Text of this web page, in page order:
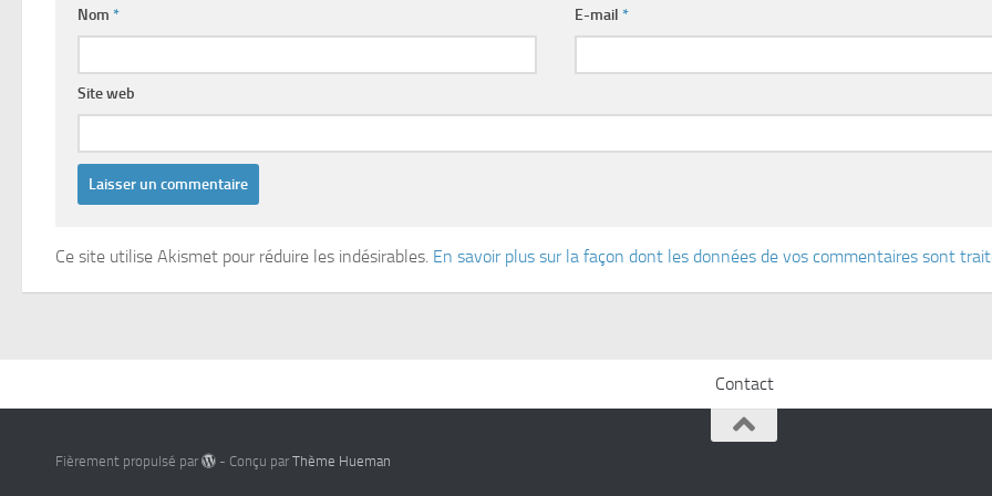
Nom * E-mail*
Site web
Ce site utilise Akismet pour réduire les indésirables. En savoir plus sur la façon dont les données de vos commentaires sont
Contact
Fièrement propulsé par - Conçu parThème Hueman